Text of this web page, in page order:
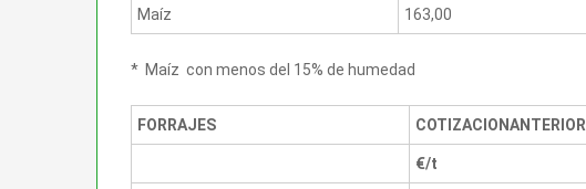
Maíz 163,00
* Maíz con menos del 15% de humedad
FORRAJES COTIZACIONANTERIOR
€/t